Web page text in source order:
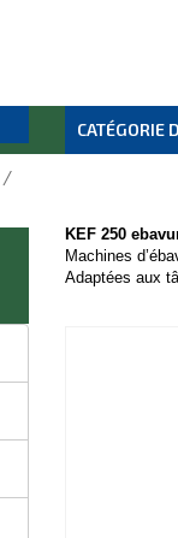
CATÉGORIE
/
KEF 250
Machines
Adaptées aux